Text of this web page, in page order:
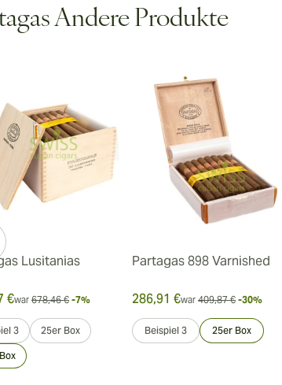
Andere Produkte
Lusitanias
€war 678,46 € -7%
3 25er Box
Partagas 898 Varnished
286,91 €war 409,87 € -30%
Beispiel 3 25er Box